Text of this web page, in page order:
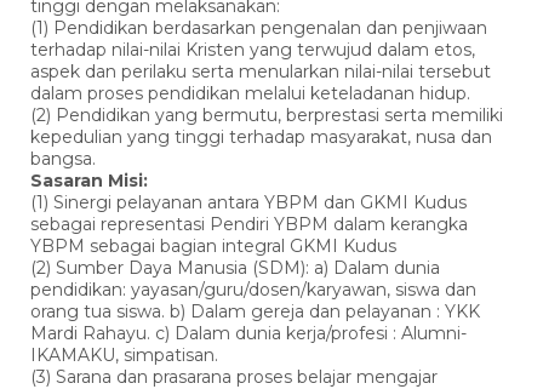
tinggi dengan melaksanakan:
(1) Pendidikan berdasarkan pengenalan dan penjiwaan
terhadap nilai-nilai Kristen yang terwujud dalam etos,
aspek dan perilaku serta menularkan nilai-nilai tersebut
dalam proses pendidikan melalui keteladanan hidup.
(2) Pendidikan yang bermutu, berprestasi serta memiliki
kepedulian yang tinggi terhadap masyarakat, nusa dan
bangsa.
Sasaran Misi:
(1) Sinergi pelayanan antara YBPM dan GKMI Kudus
sebagai representasi Pendiri YBPM dalam kerangka
YBPM sebagai bagian integral GKMI Kudus
(2) Sumber Daya Manusia (SDM): a) Dalam dunia
pendidikan: yayasan/guru/dosen/karyawan, siswa dan
orang tua siswa. b) Dalam gereja dan pelayanan : YKK
Mardi Rahayu. c) Dalam dunia kerja/profesi : Alumni-
IKAMAKU, simpatisan.
(3) Sarana dan prasarana proses belajar mengajar